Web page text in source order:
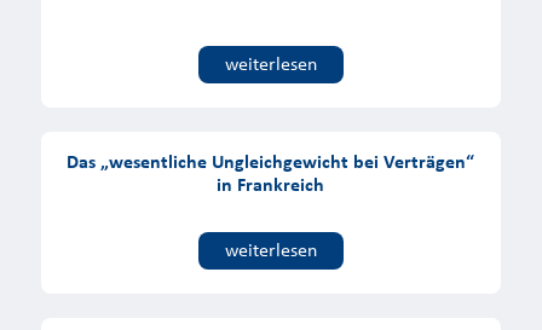
weiterlesen
Das „wesentliche Ungleichgewicht bei Verträgen“
in Frankreich
weiterlesen